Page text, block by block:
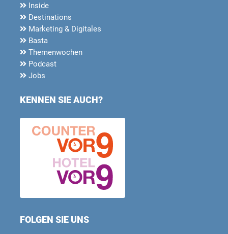
Inside
Destinations
Marketing & Digitales
Basta
Themenwochen
Podcast
Jobs
KENNEN SIE AUCH?
FOLGEN SIE UNS